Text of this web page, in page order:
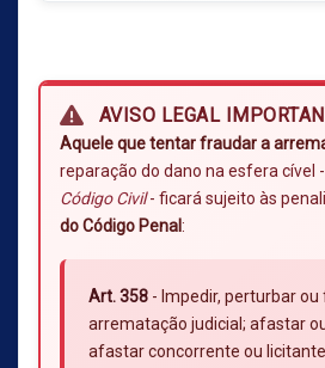
AVISO LEGAL
Aquele que tentar fraudar a
reparação do dano na esfera cível -
Código Civil- ficará sujeito às
do Código Penal:
Art. 358 - Impedir, perturbar
arrematação judicial; afastar
afastar concorrente ou